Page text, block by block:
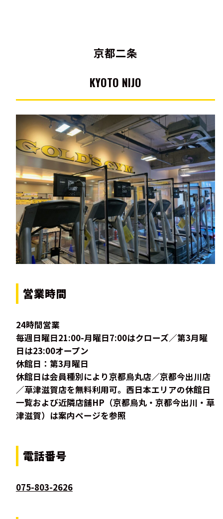
京都二条
KYOTO NIJO
営業時間
24時間営業
毎週日曜日21:00-月曜日7:00はクローズ／第3月曜
日は23:00オープン
休館日：第3月曜日
休館日は会員種別により京都烏丸店／京都今出川店
／草津滋賀店を無料利用可。西日本エリアの休館日
一覧および近隣店舗HP（京都烏丸・京都今出川・草
津滋賀）は案内ページを参照
電話番号
075-803-2626